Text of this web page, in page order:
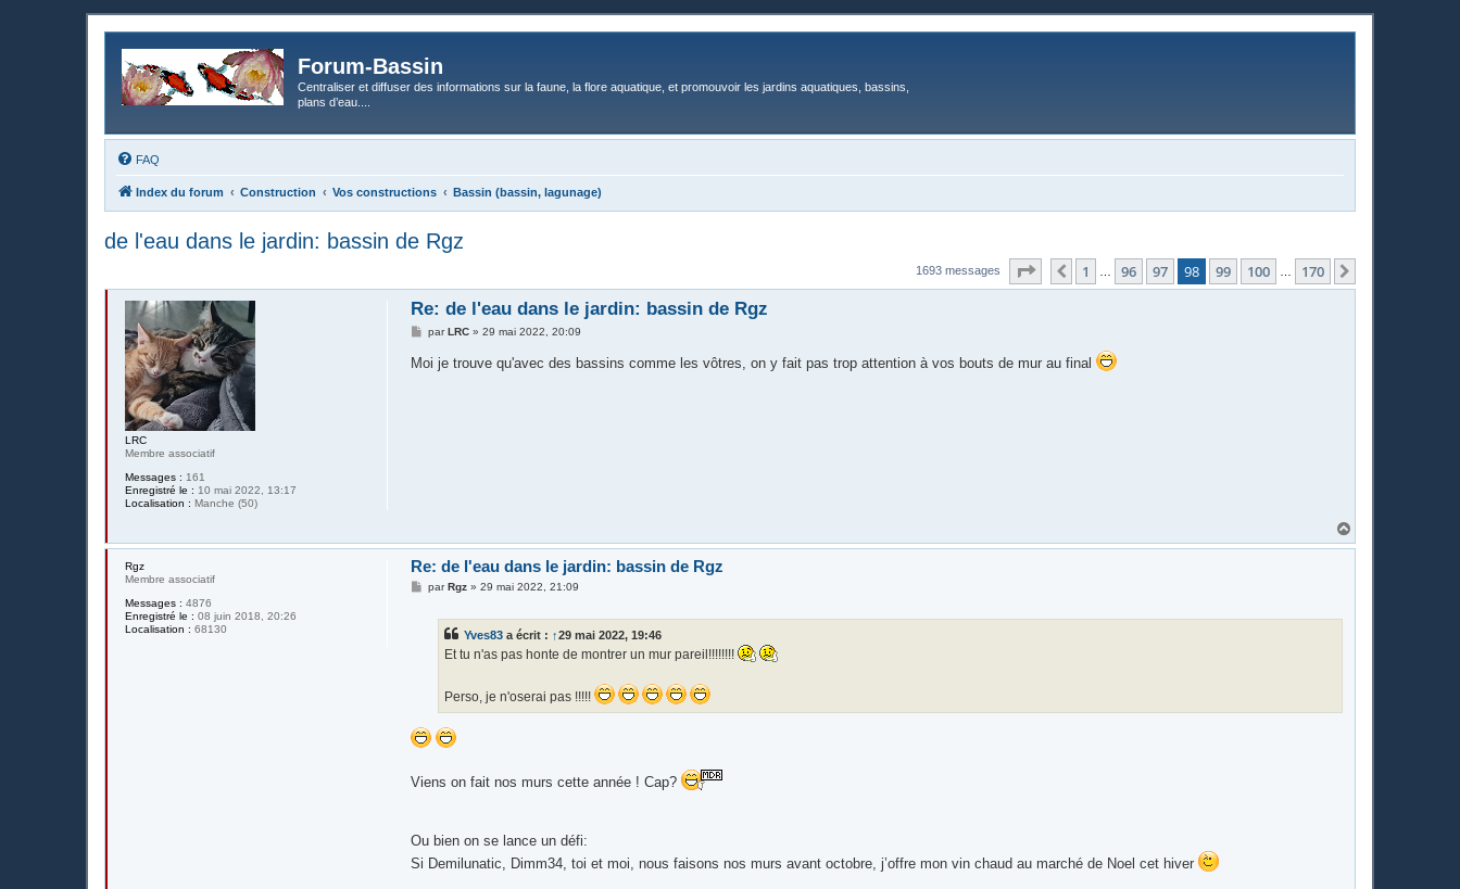
Forum-Bassin
Centraliser et diffuser des informations sur la faune, la flore aquatique, et promouvoir les jardins aquatiques, bassins,
plans d’eau....
FAQ
Index du forum Construction Vos constructions Bassin (bassin, lagunage)
de l'eau dans le jardin: bassin de Rgz
1693 messages Page 98 170
Précédente
1 96 97 98 99 100 170
LRC
Membre associatif
Messages : 161
Enregistré le : 10 mai 2022, 13:17
Localisation : Manche (50)
Re: de l'eau dans le jardin: bassin de Rgz
M
s
parLRC »29 mai 2022, 20:09
Moi je trouve qu'avec des bassins comme les vôtres, on y fait pas trop attention à vos bouts de mur au final
a
Rgz
Membre associatif
Messages : 4876
Enregistré le : 08 juin 2018, 20:26
Localisation : 68130
Re: de l'eau dans le jardin: bassin de Rgz
MparRgz »29 mai 2022, 21:09
Yves83 a écrit : ↑29 mai 2022, 19:46
Et tu n'as pas honte de montrer un mur pareil!!!!!!!!
Perso, je n'oserai pas !!!!!
Viens on fait nos murs cette année ! Cap?
Ou bien on se lance un défi:
Si Demilunatic, Dimm34, toi et moi, nous faisons nos murs avant octobre, j’offre mon vin chaud au marché de Noel cet hiver